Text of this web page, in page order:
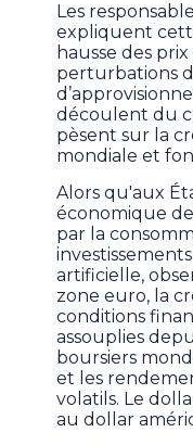
Les
expliquent
hausse des
perturbations
découlent du
pèsent sur la
mondiale et
Alors qu'aux
économique
par la
artificielle,
zone euro, la
conditions
assouplies
boursiers
et les
volatils. Le
au dollar